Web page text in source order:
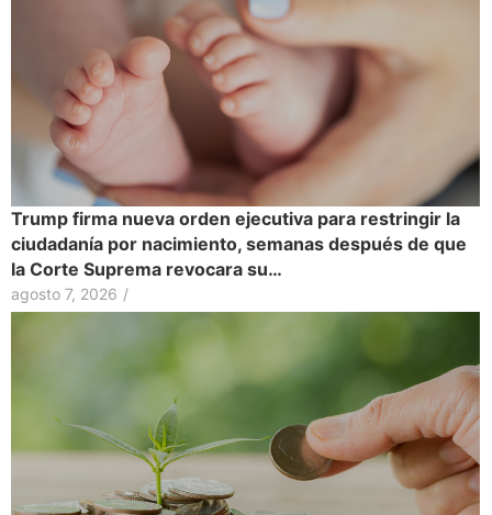
Trump firma nueva orden ejecutiva para restringir la
ciudadanía por nacimiento, semanas después de que
la Corte Suprema revocara su…
agosto 7, 2026 /